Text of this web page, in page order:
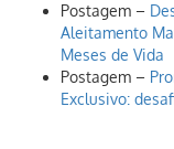
Postagem –
Aleitamento
Meses de Vida
Postagem –
Exclusivo: